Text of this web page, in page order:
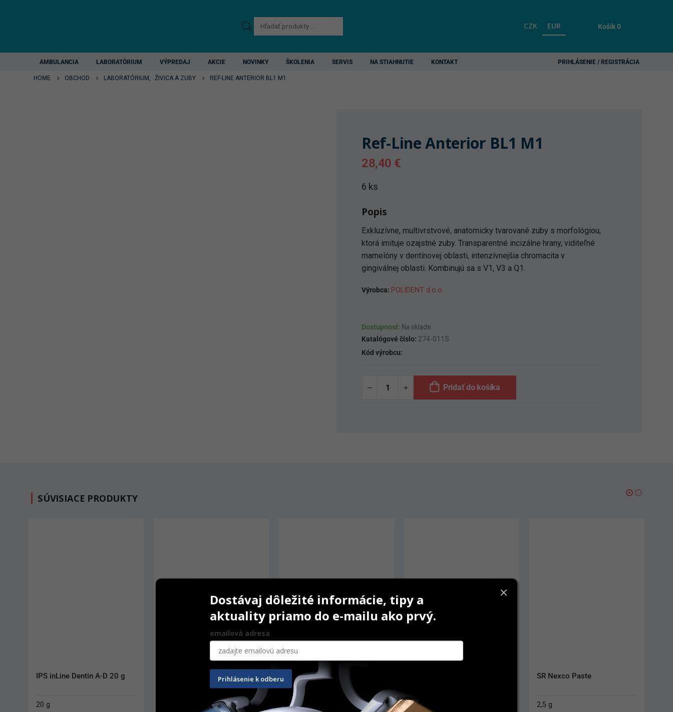
Products
search
CZK EUR Košík0
AMBULANCIA LABORATÓRIUM VÝPREDAJ AKCIE NOVINKY ŠKOLENIA SERVIS NA STIAHNUTIE KONTAKT PRIHLÁSENIE / REGISTRÁCIA
HOME OBCHOD LABORATÓRIUM , ŽIVICA A ZUBY REF-LINE ANTERIOR BL1 M1
Ref-Line Anterior BL1 M1
28,40 €
6 ks
Popis
Exkluzívne, multivrstvové, anatomicky tvarované zuby s morfológiou,
ktorá imituje ozajstné zuby. Transparentné incizálne hrany, viditeľné
mamelóny v dentínovej oblasti, intenzívnejšia chromacita v
gingiválnej oblasti. Kombinujú sa s V1, V3 a Q1.
Výrobca: POLIDENT d.o.o.
Dostupnosť: Na sklade
Katalógové číslo: 274-011S
Kód výrobcu:
Pridať do košíka
SÚVISIACE PRODUKTY
IPS inLine Dentin A-D 20 g
20 g
IPS e.max Ceram Opal Effect
20 g 18 g
SR Nexco Paste
2,5 g
Dostávaj dôležité informácie, tipy a
aktuality priamo do e-mailu ako prvý.
emailová adresa
Prihlásenie k odberu